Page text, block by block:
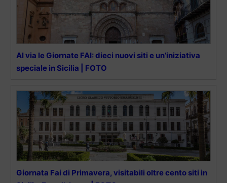
Al via le Giornate FAI: dieci nuovi siti e un’iniziativa
speciale in Sicilia | FOTO
Giornata Fai di Primavera, visitabili oltre cento siti in